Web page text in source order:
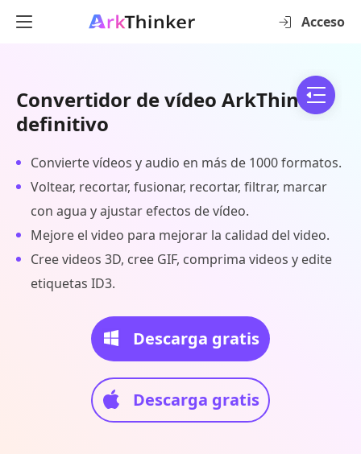
Acceso
Convertidor de vídeo ArkThinker
definitivo
Convierte vídeos y audio en más de 1000 formatos.
Voltear, recortar, fusionar, recortar, filtrar, marcar
con agua y ajustar efectos de vídeo.
Mejore el video para mejorar la calidad del video.
Cree videos 3D, cree GIF, comprima videos y edite
etiquetas ID3.
Descarga gratis
Descarga gratis